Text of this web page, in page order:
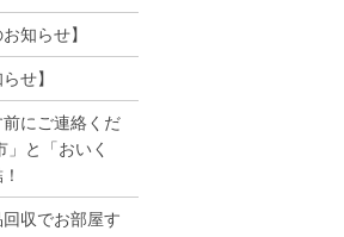
知らせ】
せ】
にご連絡くだ
」と「おいく
収でお部屋す